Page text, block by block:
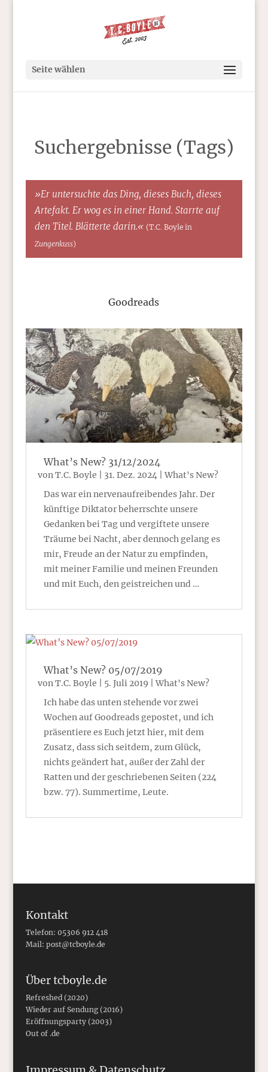
Seite wählen
Suchergebnisse (Tags)
»Er untersuchte das Ding, dieses Buch, dieses
Artefakt. Er wog es in einer Hand. Starrte auf
den Titel. Blätterte darin.« (T.C. Boyle in
Zungenkuss)
Goodreads
What’s New? 31/12/2024
von T.C. Boyle 31. Dez. 2024 |What's New?
Das war ein nervenaufreibendes Jahr. Der
künftige Diktator beherrschte unsere
Gedanken bei Tag und vergiftete unsere
Träume bei Nacht, aber dennoch gelang es
mir, Freude an der Natur zu empfinden,
mit meiner Familie und meinen Freunden
und mit Euch, den geistreichen und …
What’s New? 05/07/2019
vonT.C. Boyle 5. Juli 2019|What's New?
Ich habe das unten stehende vor zwei
Wochen auf Goodreads gepostet, und ich
präsentiere es Euch jetzt hier, mit dem
Zusatz, dass sich seitdem, zum Glück,
nichts geändert hat, außer der Zahl der
Ratten und der geschriebenen Seiten (224
bzw. 77). Summertime, Leute.
Kontakt
Telefon: 05306 912 418
Mail: post@tcboyle.de
Über tcboyle.de
Refreshed (2020)
Wieder auf Sendung (2016)
Eröffnungsparty (2003)
Out of .de